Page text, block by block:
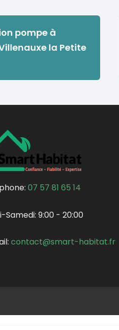
pompe à
la Petite
07 57 81 65 14
Samedi: 9:00 - 20:00
contact@smart-habitat.fr